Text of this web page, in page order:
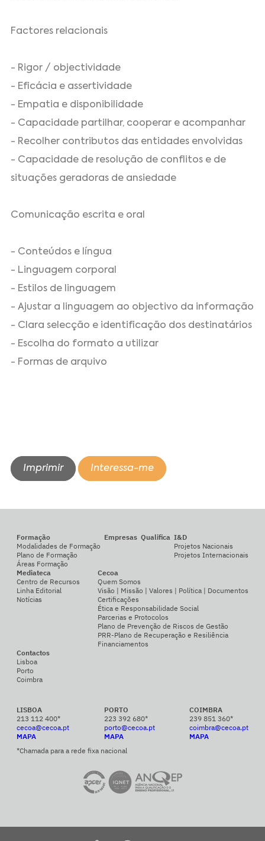
Factores relacionais
- Rigor / objectividade
- Eficácia e assertividade
- Empatia e disponibilidade
- Capacidade partilhar, cooperar e acompanhar
- Recolher contributos das entidades envolvidas
- Capacidade de resolução de conflitos e de
situações geradoras de ansiedade
Comunicação escrita e oral
- Conteúdos e língua
- Linguagem corporal
- Estilos de linguagem
- Ajustar a linguagem ao objectivo da informação
- Clara selecção e identificação dos destinatários
- Escolha do formato a utilizar
- Formas de arquivo
Imprimir Interessa-me
Formação
Modalidades de Formação
Plano de Formação
Áreas Formação
Empresas Qualifica I&D
Projetos Nacionais
Projetos Internacionais
Mediateca
Centro de Recursos
Linha Editorial
Notícias
Cecoa
Quem Somos
Visão | Missão | Valores | Política | Documentos
Certificações
Ética e Responsabilidade Social
Parcerias e Protocolos
Plano de Prevenção de Riscos de Gestão
PRR-Plano de Recuperação e Resiliência
Financiamentos
Contactos
Lisboa
Porto
Coimbra
LISBOA
213 112 400*
cecoa@cecoa.pt
MAPA
PORTO
223 392 680*
porto@cecoa.pt
MAPA
COIMBRA
239 851 360*
coimbra@cecoa.pt
MAPA
*Chamada para a rede fixa nacional